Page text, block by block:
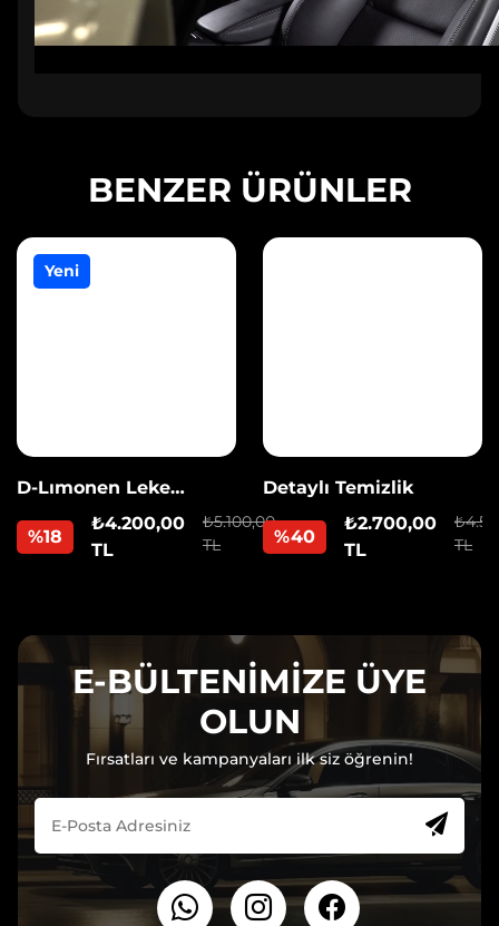
BENZER ÜRÜNLER
Yeni
D-Lımonen Leke
%18
₺4.200,00
TL
₺5.100,00
TL
Detaylı Temizlik
%40
₺2.700,00
TL
TL
E-BÜLTENİMİZE ÜYE
OLUN
Fırsatları ve kampanyaları ilk siz öğrenin!